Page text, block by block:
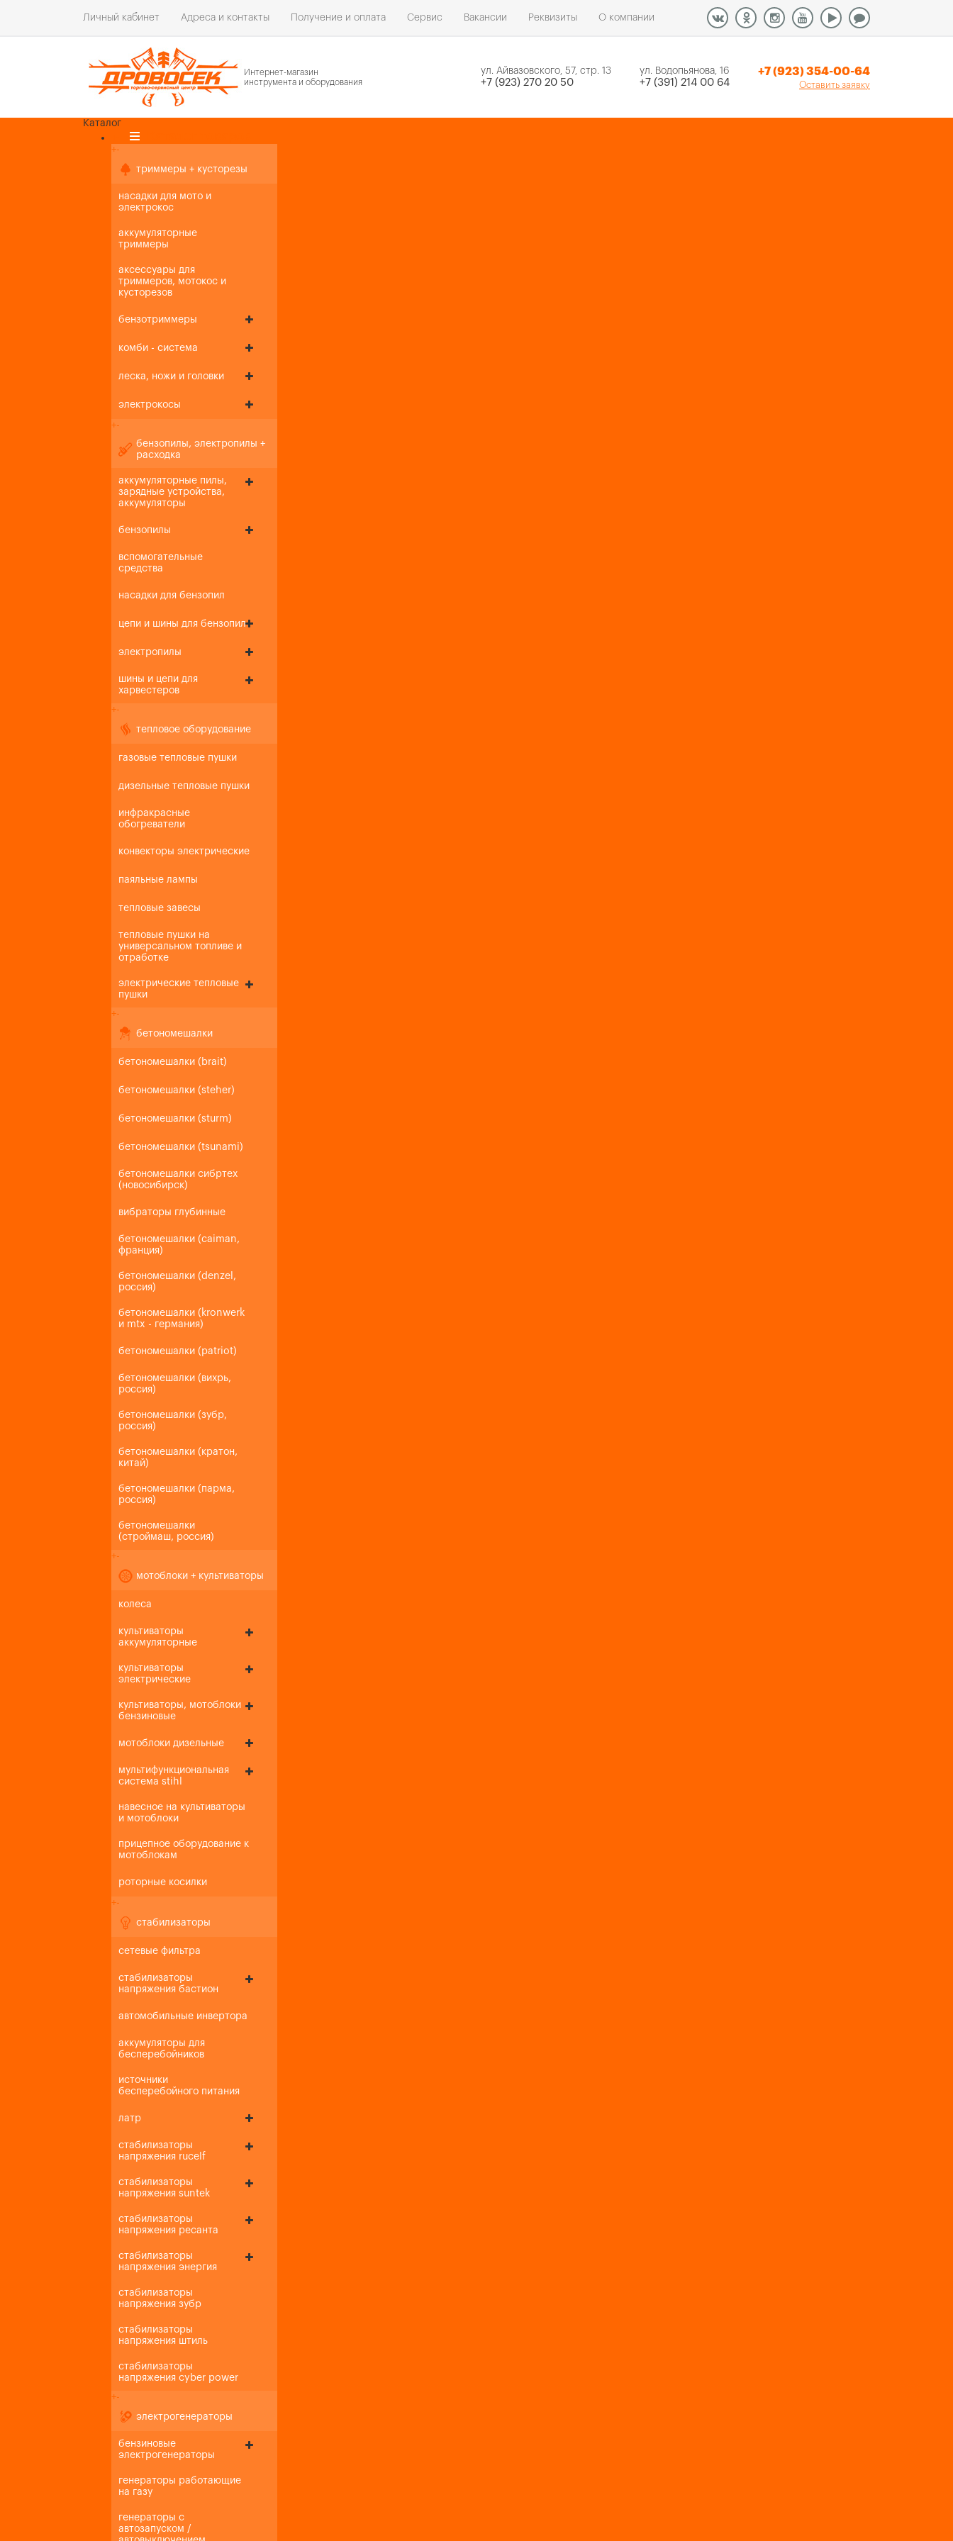
Личный кабинет Адреса и контакты Получение и оплата Сервис Вакансии Реквизиты О компании
Интернет-магазин
инструмента и оборудования
ул. Айвазовского, 57, стр. 13
+7 (923) 270 20 50
ул. Водопьянова, 16
+7 (391) 214 00 64
+7 (923) 354-00-64
Оставить заявку
Каталог
+-
триммеры + кусторезы
насадки для мото и
электрокос
аккумуляторные
триммеры
аксессуары для
триммеров, мотокос и
кусторезов
бензотриммеры
комби - система
леска, ножи и головки
электрокосы
+-
бензопилы, электропилы +
расходка
аккумуляторные пилы,
зарядные устройства,
аккумуляторы
бензопилы
вспомогательные
средства
насадки для бензопил
цепи и шины для бензопил
электропилы
шины и цепи для
харвестеров
+-
тепловое оборудование
газовые тепловые пушки
дизельные тепловые пушки
инфракрасные
обогреватели
конвекторы электрические
паяльные лампы
тепловые завесы
тепловые пушки на
универсальном топливе и
отработке
электрические тепловые
пушки
+-
бетономешалки
бетономешалки (brait)
бетономешалки (steher)
бетономешалки (sturm)
бетономешалки (tsunami)
бетономешалки сибртех
(новосибирск)
вибраторы глубинные
бетономешалки (caiman,
франция)
бетономешалки (denzel,
россия)
бетономешалки (kronwerk
и mtx - германия)
бетономешалки (patriot)
бетономешалки (вихрь,
россия)
бетономешалки (зубр,
россия)
бетономешалки (кратон,
китай)
бетономешалки (парма,
россия)
бетономешалки
(строймаш, россия)
+-
мотоблоки + культиваторы
колеса
культиваторы
аккумуляторные
культиваторы
электрические
культиваторы, мотоблоки
бензиновые
мотоблоки дизельные
мультифункциональная
система stihl
навесное на культиваторы
и мотоблоки
прицепное оборудование к
мотоблокам
роторные косилки
+-
стабилизаторы
сетевые фильтра
стабилизаторы
напряжения бастион
автомобильные инвертора
аккумуляторы для
бесперебойников
источники
бесперебойного питания
латр
стабилизаторы
напряжения rucelf
стабилизаторы
напряжения suntek
стабилизаторы
напряжения ресанта
стабилизаторы
напряжения энергия
стабилизаторы
напряжения зубр
стабилизаторы
напряжения штиль
стабилизаторы
напряжения cyber power
+-
электрогенераторы
бензиновые
электрогенераторы
генераторы работающие
на газу
генераторы с
автозапуском /